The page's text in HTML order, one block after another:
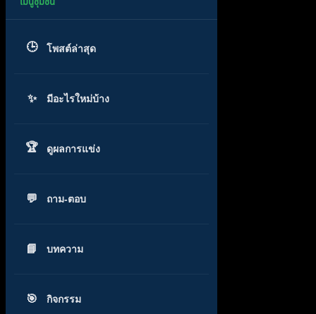
โพสต์ล่าสุด
มีอะไรใหม่บ้าง
ดูผลการแข่ง
ถาม-ตอบ
บทความ
กิจกรรม